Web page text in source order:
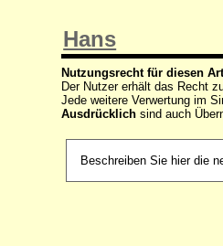
Hans
Nutzungsrecht für diesen
Der Nutzer erhält das Recht
Jede weitere Verwertung im
Ausdrücklich sind auch
Beschreiben Sie hier die